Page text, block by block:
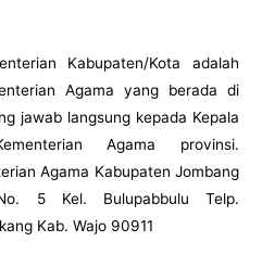
Kabupaten/Kota adalah
Agama yang berada di
jawab langsung kepada Kepala
Agama provinsi.
Agama Kabupaten Jombang
5 Kel. Bulupabbulu Telp.
Kab. Wajo 90911